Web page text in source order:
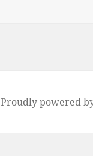
Proudly powered